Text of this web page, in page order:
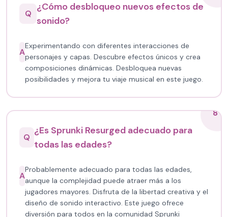
Q
¿Cómo desbloqueo nuevos efectos de
sonido?
A
Experimentando con diferentes interacciones de
personajes y capas. Descubre efectos únicos y crea
composiciones dinámicas. Desbloquea nuevas
posibilidades y mejora tu viaje musical en este juego.
8
Q
¿Es Sprunki Resurged adecuado para
todas las edades?
A
Probablemente adecuado para todas las edades,
aunque la complejidad puede atraer más a los
jugadores mayores. Disfruta de la libertad creativa y el
diseño de sonido interactivo. Este juego ofrece
diversión para todos en la comunidad Sprunki